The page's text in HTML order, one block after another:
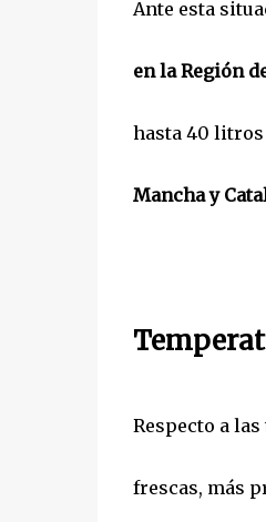
Ante esta
en la Región
hasta 40 litros
Mancha y
Respecto a
frescas, más